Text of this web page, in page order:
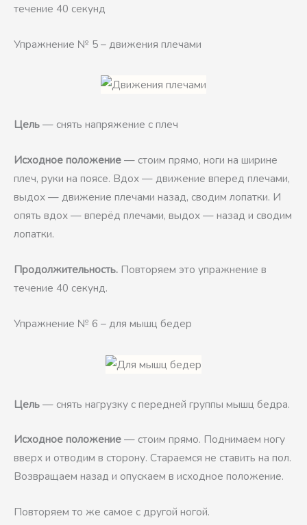
течение 40 секунд
Упражнение № 5 – движения плечами
Цель— снять напряжение с плеч
Исходное положение— стоим прямо, ноги на ширине
плеч, руки на поясе. Вдох — движение вперед плечами,
выдох — движение плечами назад, сводим лопатки. И
опять вдох — вперёд плечами, выдох — назад и сводим
лопатки.
Продолжительность. Повторяем это упражнение в
течение 40 секунд.
Упражнение № 6 – для мышц бедер
Цель— снять нагрузку с передней группы мышц бедра.
Исходное положение— стоим прямо. Поднимаем ногу
вверх и отводим в сторону. Стараемся не ставить на пол.
Возвращаем назад и опускаем в исходное положение.
Повторяем то же самое с другой ногой.